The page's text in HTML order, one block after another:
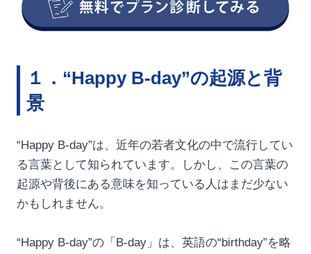
１．“Happy B-day”の起源と背
景
“Happy B-day”は、近年の若者文化の中で流行してい
る言葉として知られています。しかし、この言葉の
起源や背後にある意味を知っている人はまだ少ない
かもしれません。
“Happy B-day”の「B-day」は、英語の“birthday”を略